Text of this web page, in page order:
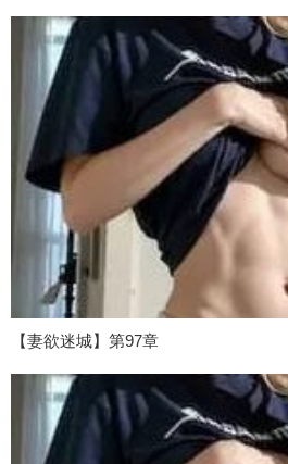
【妻欲迷城】第97章